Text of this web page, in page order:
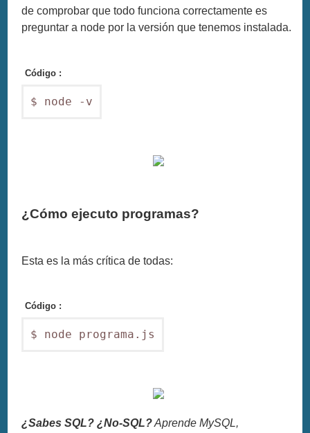
de comprobar que todo funciona correctamente es
preguntar a node por la versión que tenemos instalada.
Código :
$ node -v
¿Cómo ejecuto programas?
Esta es la más crítica de todas:
Código :
$ node programa.js
¿Sabes SQL? ¿No-SQL?Aprende MySQL,